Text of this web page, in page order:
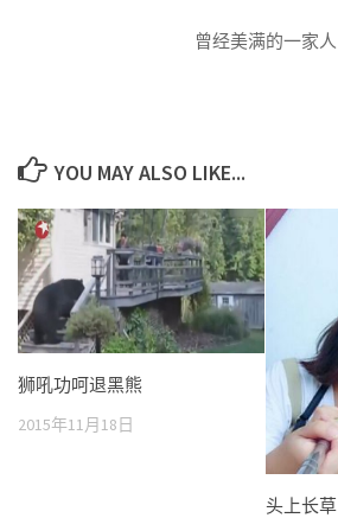
曾经美满的一家人
YOU MAY ALSO LIKE...
狮吼功呵退黑熊
2015年11月18日
头上长草